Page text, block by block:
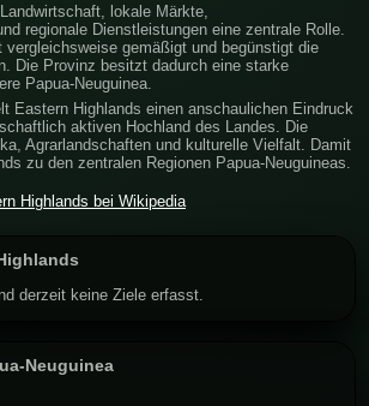
lokale Märkte,
regionale Dienstleistungen eine zentrale Rolle.
vergleichsweise gemäßigt und begünstigt die
Die Provinz besitzt dadurch eine starke
Papua-Neuguinea.
Eastern Highlands einen anschaulichen Eindruck
aktiven Hochland des Landes. Die
Agrarlandschaften und kulturelle Vielfalt. Damit
zu den zentralen Regionen Papua-Neuguineas.
Highlands bei Wikipedia
derzeit keine Ziele erfasst.
Neuguinea